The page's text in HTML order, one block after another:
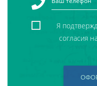
Я
согласия